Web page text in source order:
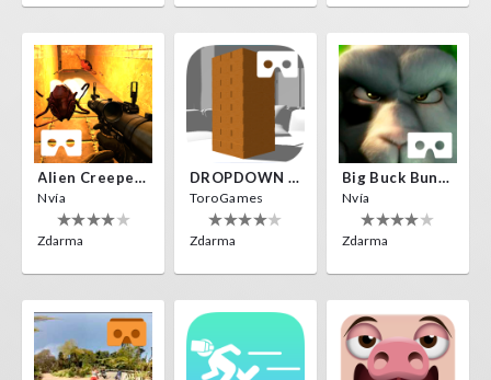
Alien Creepers VR
Nvía
Zdarma
DROPDOWN VR
ToroGames
Zdarma
Big Buck Bunny
Nvía
Zdarma